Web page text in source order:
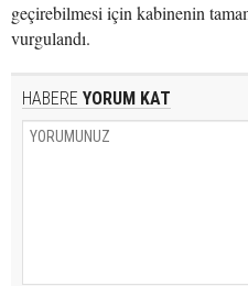
geçirebilmesi için kabinenin
vurgulandı.
HABERE YORUM KAT